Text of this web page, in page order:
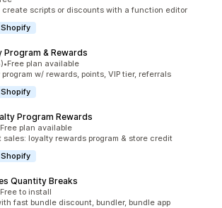
create scripts or discounts with a function editor
Program & Rewards
•Free plan available
w/ rewards, points, VIP tier, referrals
Program Rewards
Free plan available
sales: loyalty rewards program & store credit
Quantity Breaks
Free to install
fast bundle discount, bundler, bundle app